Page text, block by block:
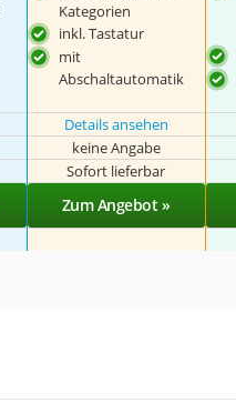
Kategorien
inkl. Tastatur
mit
Abschaltautomatik
Details ansehen
keine Angabe
Sofort lieferbar
Zum Angebot »